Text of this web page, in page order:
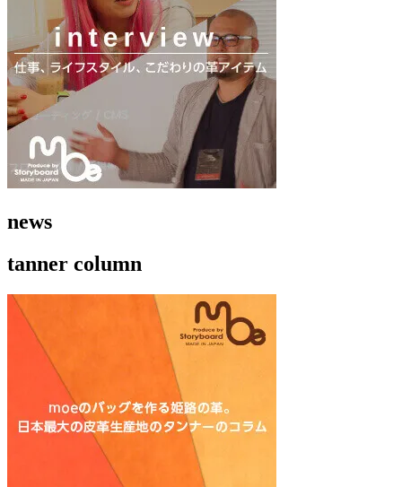
news
tanner column